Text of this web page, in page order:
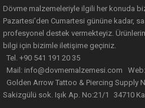
Gönder
INKAWAY Katlanmış Dövme Set-Up
402,54 TL
Dövme malzemeleriyle ilgili her konuda
Pazartesi’den Cumartesi gününe kadar,
profesyonel destek vermekteyiz.
bilgi için bizimle iletişime geçiniz.
Tel. +90 541 191 20 35
Mail: info@dovmemalzemesi.com Web:
Golden Arrow Tattoo & Piercing Supply
Sakizgülü sok. Işık Ap. No:21/1 34710